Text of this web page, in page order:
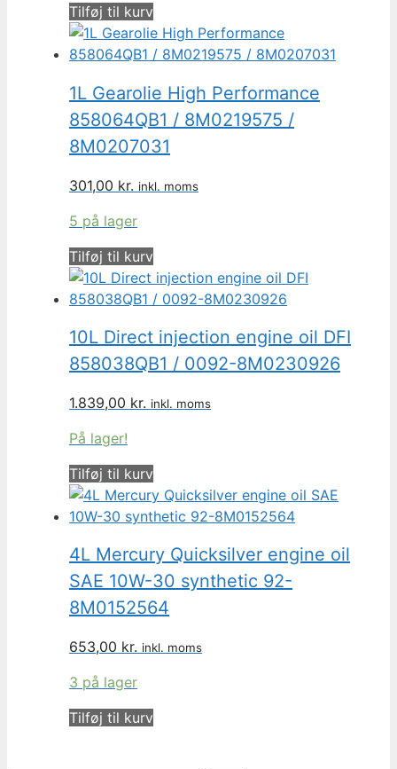
Tilføj til kurv
1L Gearolie High Performance
858064QB1 / 8M0219575 /
8M0207031
301,00 kr. inkl. moms
5 på lager
Tilføj til kurv
10L Direct injection engine oil DFI
858038QB1 / 0092-8M0230926
1.839,00 kr. inkl. moms
På lager!
Tilføj til kurv
4L Mercury Quicksilver engine oil
SAE 10W-30 synthetic 92-
8M0152564
653,00 kr. inkl. moms
3 på lager
Tilføj til kurv